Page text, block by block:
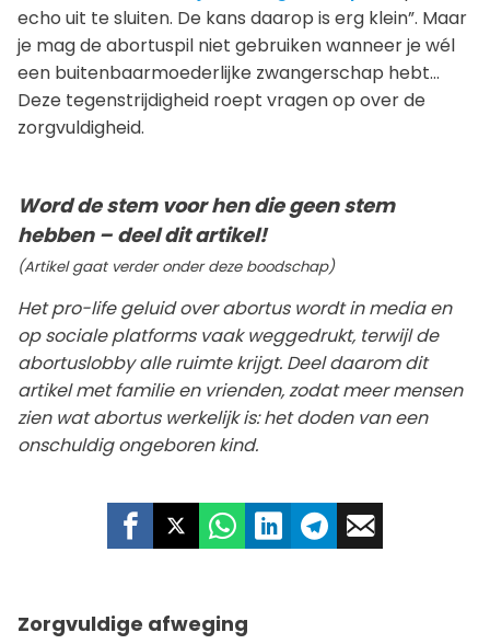
echo uit te sluiten. De kans daarop is erg klein”. Maar
je mag de abortuspil niet gebruiken wanneer je wél
een buitenbaarmoederlijke zwangerschap hebt…
Deze tegenstrijdigheid roept vragen op over de
zorgvuldigheid.
Word de stem voor hen die geen stem
hebben – deel dit artikel!
(Artikel gaat verder onder deze boodschap)
Het pro-life geluid over abortus wordt in media en
op sociale platforms vaak weggedrukt, terwijl de
abortuslobby alle ruimte krijgt. Deel daarom dit
artikel met familie en vrienden, zodat meer mensen
zien wat abortus werkelijk is: het doden van een
onschuldig ongeboren kind.
Zorgvuldige afweging